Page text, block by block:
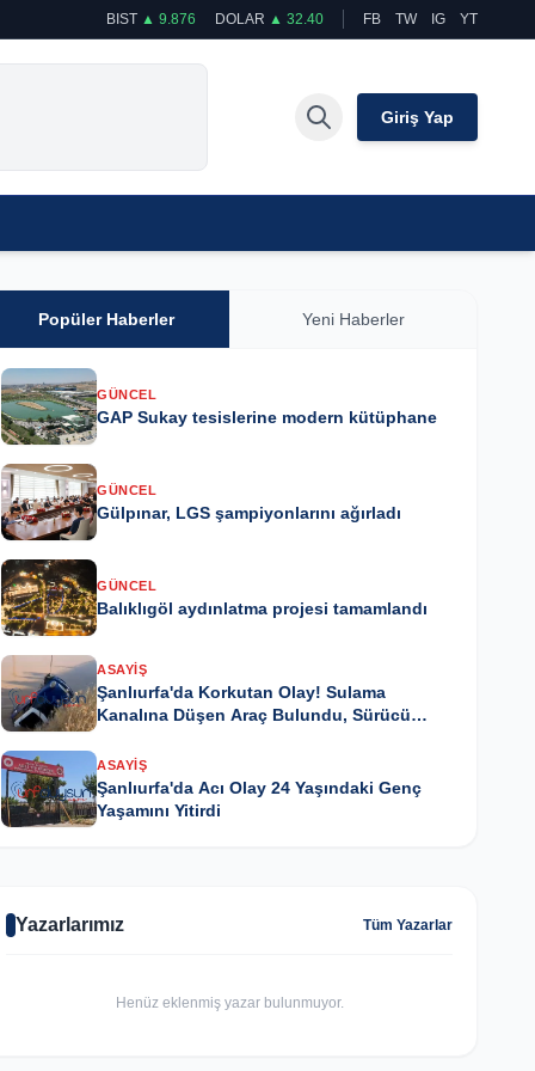
BIST ▲ 9.876 DOLAR ▲ 32.40 FB TW IG YT
Giriş Yap
Popüler Haberler Yeni Haberler
GÜNCEL
GAP Sukay tesislerine modern kütüphane
GÜNCEL
Gülpınar, LGS şampiyonlarını ağırladı
GÜNCEL
Balıklıgöl aydınlatma projesi tamamlandı
ASAYIŞ
Şanlıurfa'da Korkutan Olay! Sulama
Kanalına Düşen Araç Bulundu, Sürücü
ASAYIŞ
Şanlıurfa'da Acı Olay 24 Yaşındaki Genç
Yaşamını Yitirdi
Yazarlarımız Tüm Yazarlar
Henüz eklenmiş yazar bulunmuyor.